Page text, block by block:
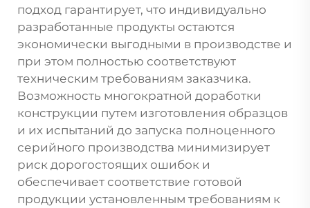
подход гарантирует, что индивидуально
разработанные продукты остаются
экономически выгодными в производстве и
при этом полностью соответствуют
техническим требованиям заказчика.
Возможность многократной доработки
конструкции путем изготовления образцов
и их испытаний до запуска полноценного
серийного производства минимизирует
риск дорогостоящих ошибок и
обеспечивает соответствие готовой
продукции установленным требованиям к